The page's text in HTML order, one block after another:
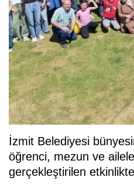
İzmit Belediyesi
öğrenci, mezun ve
gerçekleştirilen